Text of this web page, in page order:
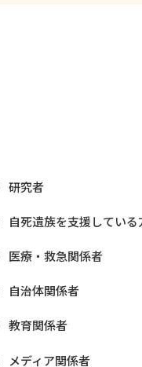
研究者
自死遺族を支援している
医療・救急関係者
自治体関係者
教育関係者
メディア関係者